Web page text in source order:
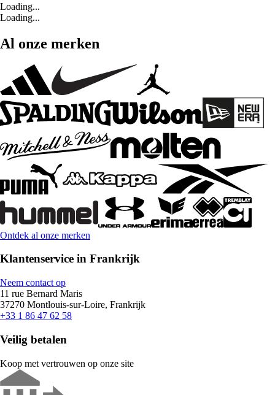
Loading...
Loading...
Al onze merken
Ontdek al onze merken
Klantenservice in Frankrijk
Neem contact op
11 rue Bernard Maris
37270 Montlouis-sur-Loire, Frankrijk
+33 1 86 47 62 58
Veilig betalen
Koop met vertrouwen op onze site